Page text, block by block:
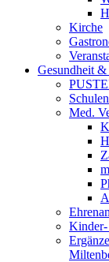
Kirche
Gesundheit
Schulen
Med.
Kinder-